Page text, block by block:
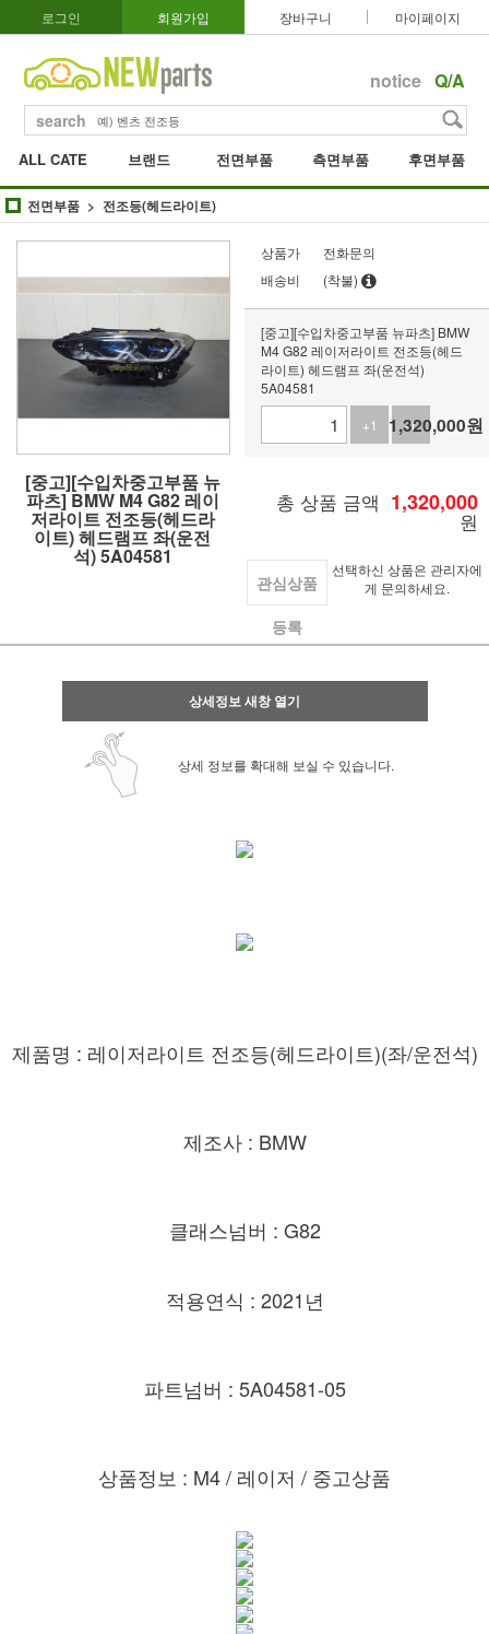
로그인 회원가입 장바구니 마이페이지
notice Q/A
search
ALL CATE 브랜드 전면부품 측면부품 후면부품
전면부품 전조등(헤드라이트)
[중고][수입차중고부품 뉴
파츠] BMW M4 G82 레이
저라이트 전조등(헤드라
이트) 헤드램프 좌(운전
석) 5A04581
상품가
전화문의
배송비
(착불)
[중고][수입차중고부품 뉴파츠] BMW
M4 G82 레이저라이트 전조등(헤드
라이트) 헤드램프 좌(운전석)
5A04581
+1
-1
1,320,000원
총 상품 금액 1,320,000
원
관심상품
등록
선택하신 상품은 관리자에
게 문의하세요.
상세정보 새창 열기
상세 정보를 확대해 보실 수 있습니다.
제품명 : 레이저라이트 전조등(헤드라이트)(좌/운전석)
제조사 : BMW
클래스넘버 : G82
적용연식 : 2021년
파트넘버 : 5A04581-05
상품정보 : M4 / 레이저 / 중고상품